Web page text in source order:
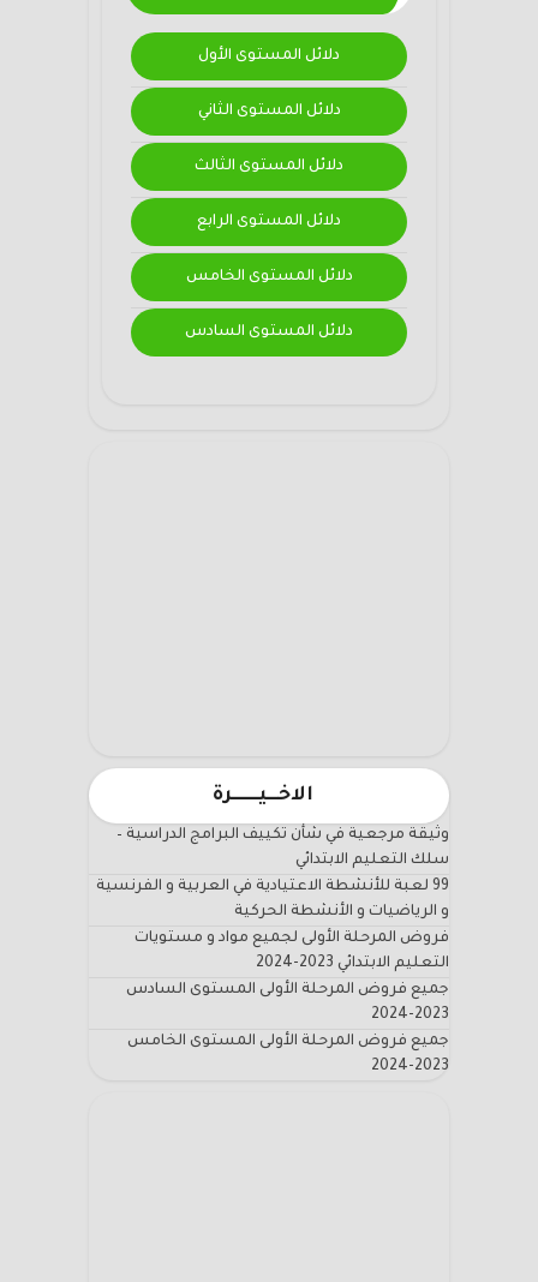
دلائل المستوى الأول
دلائل المستوى الثاني
دلائل المستوى الثالث
دلائل المستوى الرابع
دلائل المستوى الخامس
دلائل المستوى السادس
الاخـــيـــــــرة
وثيقة مرجعية في شأن تكييف البرامج الدراسية –
سلك التعليم الابتدائي
99 لعبة للأنشطة الاعتيادية في العربية و الفرنسية
و الرياضيات و الأنشطة الحركية
فروض المرحلة الأولى لجميع مواد و مستويات
التعليم الابتدائي 2023-2024
جميع فروض المرحلة الأولى المستوى السادس
2023-2024
جميع فروض المرحلة الأولى المستوى الخامس
2023-2024